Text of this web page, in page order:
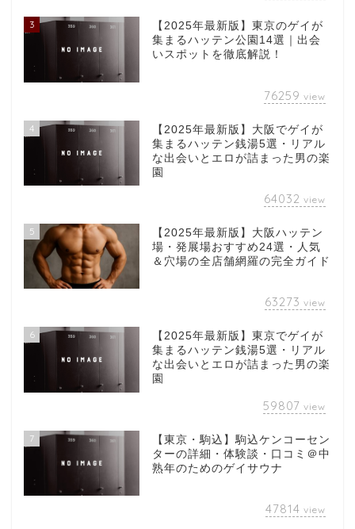
3
【2025年最新版】東京のゲイが
集まるハッテン公園14選｜出会
いスポットを徹底解説！
76259 view
4
【2025年最新版】大阪でゲイが
集まるハッテン銭湯5選・リアル
な出会いとエロが詰まった男の楽
園
64032 view
5
【2025年最新版】大阪ハッテン
場・発展場おすすめ24選・人気
＆穴場の全店舗網羅の完全ガイド
63273 view
6
【2025年最新版】東京でゲイが
集まるハッテン銭湯5選・リアル
な出会いとエロが詰まった男の楽
園
59807 view
7
【東京・駒込】駒込ケンコーセン
ターの詳細・体験談・口コミ＠中
熟年のためのゲイサウナ
47814 view